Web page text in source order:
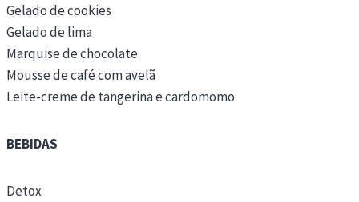
Gelado de cookies
Gelado de lima
Marquise de chocolate
Mousse de café com avelã
Leite-creme de tangerina e cardomomo
BEBIDAS
Detox